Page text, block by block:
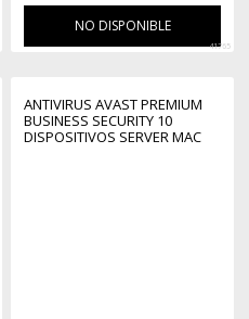
NO DISPONIBLE
41765
ANTIVIRUS AVAST PREMIUM
BUSINESS SECURITY 10
DISPOSITIVOS SERVER MAC